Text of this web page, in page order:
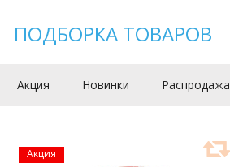
ПОДБОРКА ТОВАРОВ
Акция Новинки Распродажа
Акция